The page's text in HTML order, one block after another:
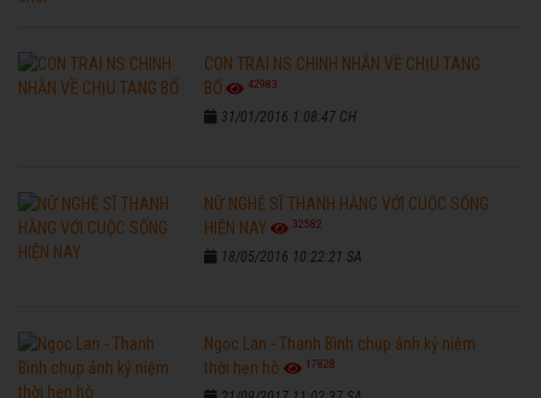
CON TRAI NS CHINH NHẪN VỀ CHỊU TANG
BỐ
42983
31/01/2016 1:08:47 CH
NỮ NGHỆ SĨ THANH HẰNG VỚI CUỘC SỐNG
HIỆN NAY
32582
18/05/2016 10:22:21 SA
Ngọc Lan - Thanh Bình chụp ảnh kỷ niệm
thời hẹn hò
17828